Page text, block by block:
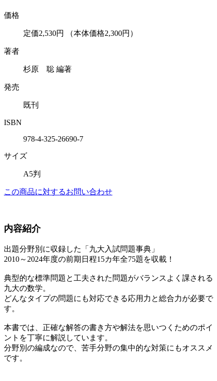
価格
定価2,530円 （本体価格2,300円）
著者
杉原 聡 編著
発売
既刊
ISBN
978-4-325-26690-7
サイズ
A5判
この商品に対するお問い合わせ
内容紹介
出題分野別に収録した「九大入試問題事典」
2010～2024年度の前期日程15カ年全75題を収載！
典型的な標準問題と工夫された問題がバランスよく課される
九大の数学。
どんなタイプの問題にも対応できる応用力と総合力が必要で
す。
本書では、正確な解答の書き方や解法を思いつくためのポイ
ントを丁寧に解説しています。
分野別の編成なので、苦手分野の集中的な対策にもオススメ
です。